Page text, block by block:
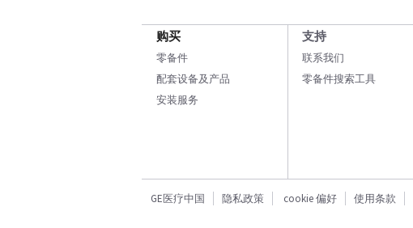
购买
零备件
配套设备及产品
安装服务
支持
联系我们
零备件搜索工具
GE医疗中国 隐私政策 cookie 偏好 使用条款